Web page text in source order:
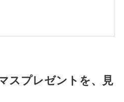
スプレゼントを、見